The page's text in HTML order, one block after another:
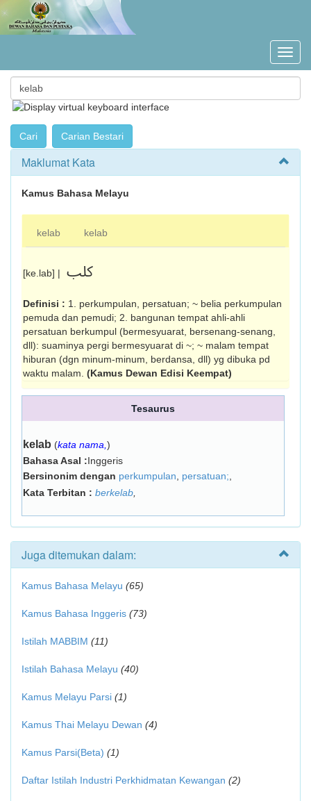
Maklumat Kata
Kamus Bahasa Melayu
kelab kelab
[ke.lab] | کلب
Definisi : 1. perkumpulan, persatuan; ~ belia per­kumpulan
pemuda dan pemudi; 2. bangunan tempat ahli-ahli
persatuan berkumpul (ber­mesyuarat, bersenang-senang,
dll): suaminya pergi bermesyuarat di ~; ~ malam tempat
hiburan (dgn minum-minum, berdansa, dll) yg dibuka pd
waktu malam. (Kamus Dewan Edisi Keempat)
Tesaurus
kelab (kata nama, )
Bahasa Asal :Inggeris
Bersinonim dengan perkumpulan persatuan;
Kata Terbitan : berkelab
Juga ditemukan dalam:
Kamus Bahasa Melayu (65)
Kamus Bahasa Inggeris (73)
Istilah MABBIM (11)
Istilah Bahasa Melayu (40)
Kamus Melayu Parsi (1)
Kamus Thai Melayu Dewan (4)
Kamus Parsi(Beta) (1)
Daftar Istilah Industri Perkhidmatan Kewangan (2)